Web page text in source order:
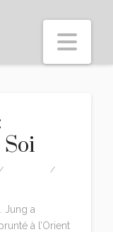
Soi
Jung a
à l’Orient